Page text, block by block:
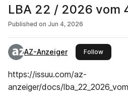
LBA 22 / 2026 vom
Published on Jun 4, 2026
AZ-Anzeiger Followthis
https://issuu.com/az-
anzeiger/docs/